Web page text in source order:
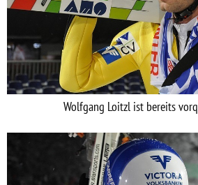
Wolfgang Loitzl ist bereits